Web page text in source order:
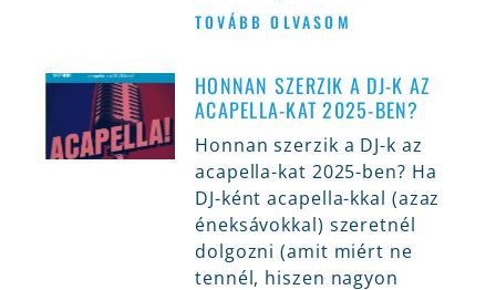
TOVÁBB OLVASOM
HONNAN SZERZIK A DJ-K AZ
ACAPELLA-KAT 2025-BEN?
Honnan szerzik a DJ-k az
acapella-kat 2025-ben? Ha
DJ-ként acapella-kkal (azaz
éneksávokkal) szeretnél
dolgozni (amit miért ne
tennél, hiszen nagyon